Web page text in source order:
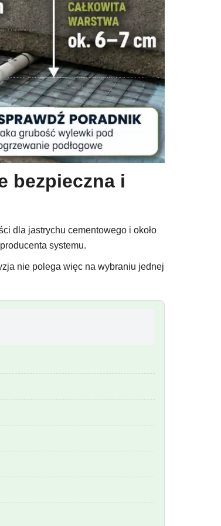
bezpieczna i
dla jastrychu cementowego i około
systemu.
nie polega więc na wybraniu jednej